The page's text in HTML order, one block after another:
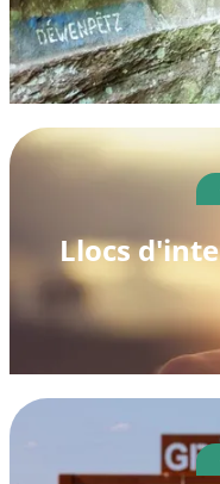
Llocs